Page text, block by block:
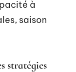
à
saison
stratégies